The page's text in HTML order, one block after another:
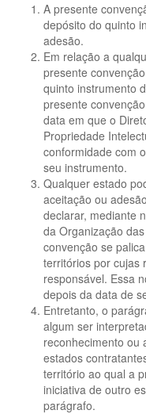
A presente
depósito do quinto
adesão.
Em relação a
presente
quinto instrumento
presente
data em que o
Propriedade
conformidade com
seu instrumento.
Qualquer estado
aceitação ou
declarar, mediante
da Organização
convenção se
territórios por cujas
responsável. Essa
depois da data de
Entretanto, o
algum ser
reconhecimento ou
estados
território ao qual a
iniciativa de outro
parágrafo.